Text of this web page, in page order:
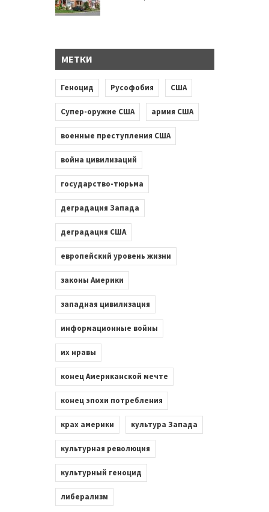
МЕТКИ
Геноцид Русофобия США
Супер-оружие США армия США
военные преступления США
война цивилизаций
государство-тюрьма
деградация Запада
деградация США
европейский уровень жизни
законы Америки
западная цивилизация
информационные войны
их нравы
конец Американской мечте
конец эпохи потребления
крах америки культура Запада
культурная революция
культурный геноцид
либерализм